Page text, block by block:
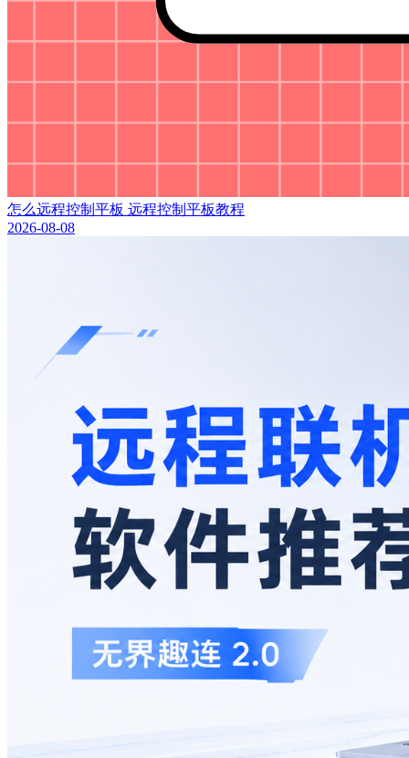
怎么远程控制平板 远程控制平板教程
2026-08-08